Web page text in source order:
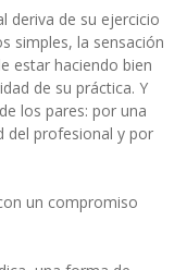
deriva de su ejercicio
simples, la sensación
estar haciendo bien
de su práctica. Y
los pares: por una
del profesional y por
un compromiso